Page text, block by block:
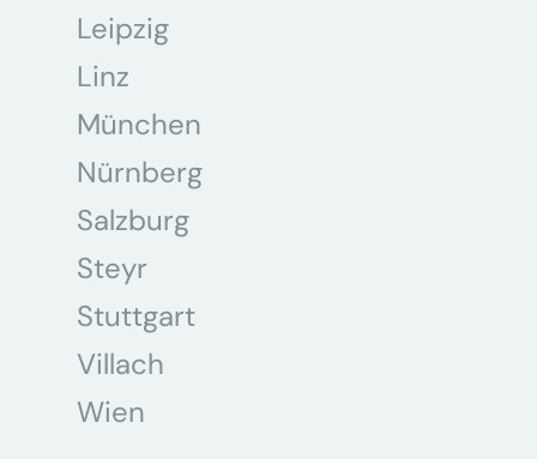
Leipzig
Linz
München
Nürnberg
Salzburg
Steyr
Stuttgart
Villach
Wien